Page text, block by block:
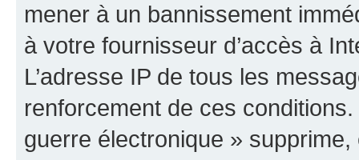
mener à un bannissement
à votre fournisseur d’accès à
L’adresse IP de tous les
renforcement de ces
guerre électronique »